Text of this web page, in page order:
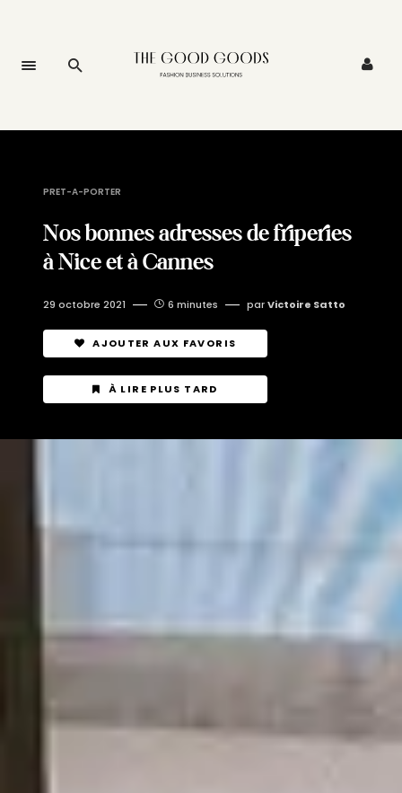
PRET-A-PORTER
Nos bonnes adresses de friperies
à Nice et à Cannes
29 octobre 2021 6 minutes parVictoire Satto
AJOUTER AUX FAVORIS
À LIRE PLUS TARD